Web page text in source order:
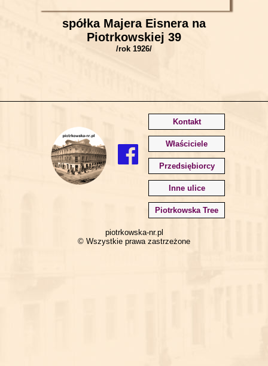
spółka Majera Eisnera na
Piotrkowskiej 39
/rok 1926/
Kontakt
Właściciele
Przedsiębiorcy
Inne ulice
Piotrkowska Tree
piotrkowska-nr.pl
© Wszystkie prawa zastrzeżone